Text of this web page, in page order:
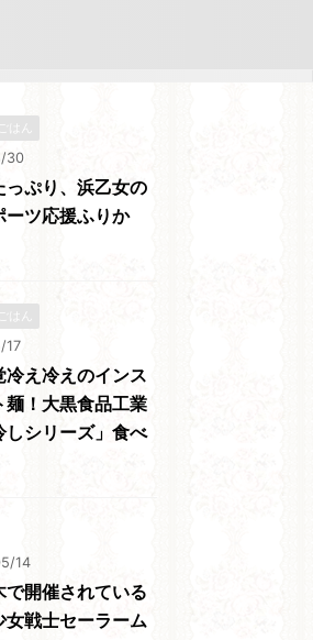
はん
30
っぷり、浜乙女の
ーツ応援ふりか
はん
17
冷え冷えのインス
麺！大黒食品工業
しシリーズ」食べ
14
で開催されている
女戦士セーラーム